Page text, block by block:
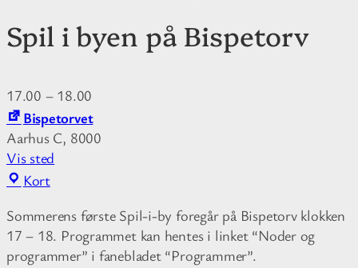
Spil i byen på Bispetorv
17.00 – 18.00
Bispetorvet
Aarhus C, 8000
Vis sted
KortB
s
p
e
Sommerens første Spil-i-by foregår på Bispetorv klokken
17 – 18. Programmet kan hentes i linket “Noder og
programmer” i fanebladet “Programmer”.